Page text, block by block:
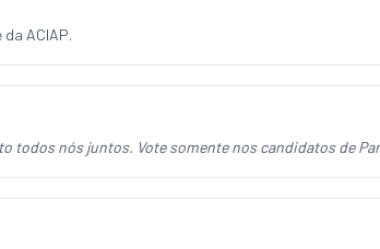
ACIAP.
todos nós juntos. Vote somente nos candidatos de